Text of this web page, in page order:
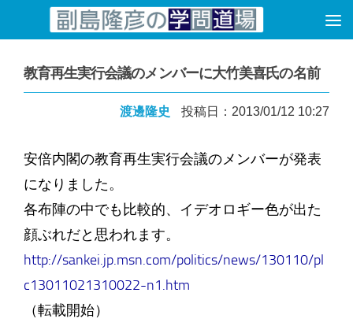
コンテンツへスキップ
教育再生実行会議のメンバーに大竹美喜氏の名前
渡邊隆史 投稿日：2013/01/12 10:27
安倍内閣の教育再生実行会議のメンバーが発表
になりました。
各布陣の中でも比較的、イデオロギー色が出た
顔ぶれだと思われます。
http://sankei.jp.msn.com/politics/news/130110/pl
c13011021310022-n1.htm
（転載開始）